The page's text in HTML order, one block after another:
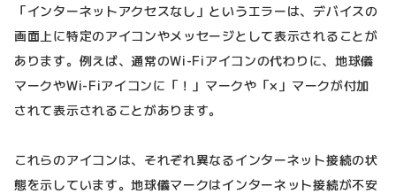
「インターネットアクセスなし」というエラーは、デバイスの
画面上に特定のアイコンやメッセージとして表示されることが
あります。例えば、通常のWi-Fiアイコンの代わりに、地球儀
マークやWi-Fiアイコンに「！」マークや「×」マークが付加
されて表示されることがあります。
これらのアイコンは、それぞれ異なるインターネット接続の状
態を示しています。地球儀マークはインターネット接続が不安